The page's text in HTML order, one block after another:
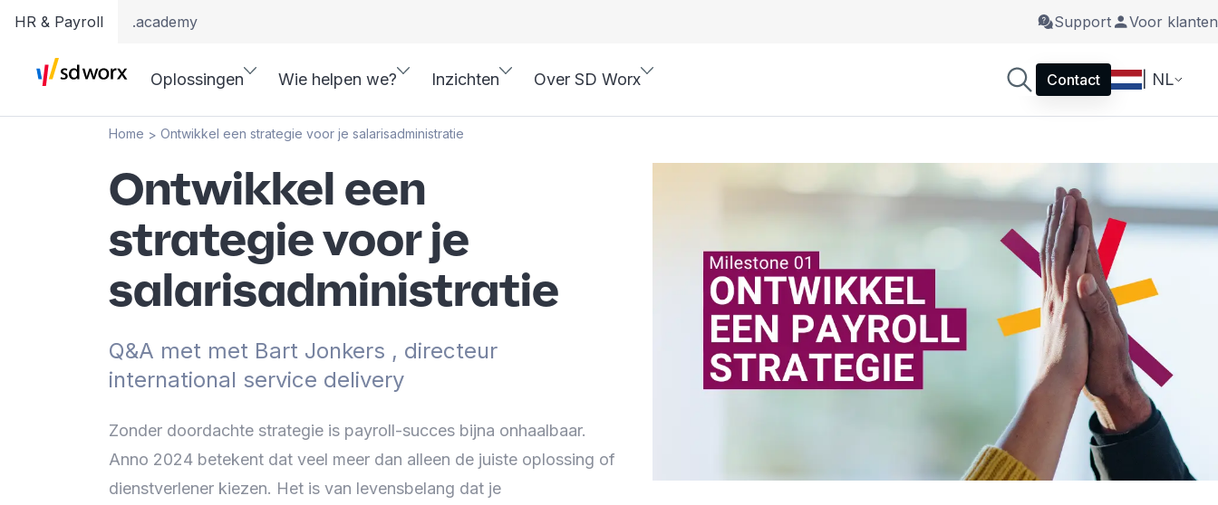
HR & Payroll .academy Support Voor klanten
Oplossingen Wie helpen we? Inzichten Over SD Worx Contact | NL
Home > Ontwikkel een strategie voor je salarisadministratie
Ontwikkel een
strategie voor je
salarisadministratie
Q&A met met Bart Jonkers , directeur
international service delivery
Zonder doordachte strategie is payroll-succes bijna onhaalbaar.
Anno 2024 betekent dat veel meer dan alleen de juiste oplossing of
dienstverlener kiezen. Het is van levensbelang dat je